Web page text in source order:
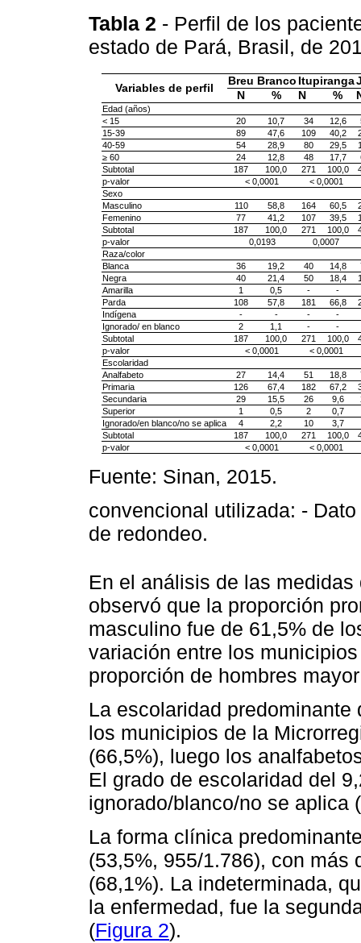
Tabla 2 - Perfil de los
estado de Pará, Brasil, de
Variables de perfil
Breu Branco Itupiranga
N
% N %
Edad (años)
< 15
20 10,7 34 12,6
15-39
89 47,6 109 40,2
40-59
54 28,9 80 29,5
≥ 60
24 12,8 48 17,7
Subtotal
187 100,0 271 100,0
p-valor
< 0,0001
< 0,0001
Sexo
Masculino
110 58,8 164 60,5
Femenino
77 41,2 107 39,5
Subtotal
187 100,0 271 100,0
p-valor
0,0193
0,0007
Raza/color
Blanca
36 19,2 40 14,8
Negra
40 21,4 50 18,4
Amarilla
1 0,5 -
-
Parda
108 57,8 181 66,8
Indígena
- - -
-
Ignorado/ en blanco
2 1,1 -
-
Subtotal
187 100,0 271 100,0
p-valor
< 0,0001
< 0,0001
Escolaridad
Analfabeto
27 14,4 51 18,8
Primaria
126 67,4 182 67,2
Secundaria
29 15,5 26 9,6
Superior
1 0,5 2
0,7
Ignorado/en blanco/no se aplica
4 2,2 10
3,7
Subtotal
187 100,0 271 100,0
p-valor
< 0,0001 < 0,0001
Fuente: Sinan, 2015.
convencional utilizada: -
de redondeo.
En el análisis de las
observó que la proporción
masculino fue de 61,5% de
variación entre los
proporción de hombres
La escolaridad
los municipios de la
(66,5%), luego los
El grado de escolaridad del
ignorado/blanco/no se aplica (
La forma clínica
(53,5%, 955/1.786), con
(68,1%). La indeterminada,
la enfermedad, fue la
(Figura 2).